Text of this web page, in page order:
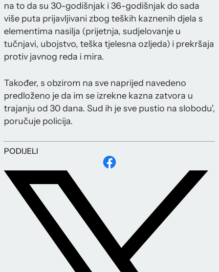
na to da su 30-godišnjak i 36-godišnjak do sada
više puta prijavljivani zbog teških kaznenih djela s
elementima nasilja (prijetnja, sudjelovanje u
tučnjavi, ubojstvo, teška tjelesna ozljeda) i prekršaja
protiv javnog reda i mira.
Također, s obzirom na sve naprijed navedeno
predloženo je da im se izrekne kazna zatvora u
trajanju od 30 dana. Sud ih je sve pustio na slobodu',
poručuje policija.
PODIJELI